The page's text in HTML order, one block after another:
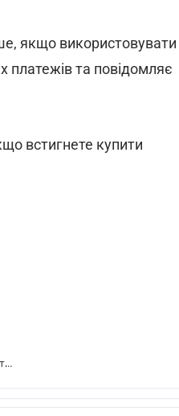
якщо використовувати
платежів та повідомляє
встигнете купити
Держказначейство оприлюднило нові рахунки для сплати податків